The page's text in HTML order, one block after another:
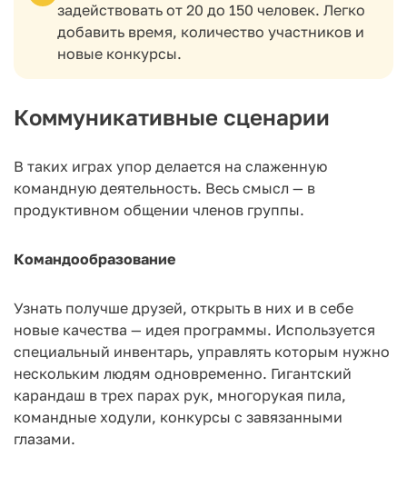
задействовать от 20 до 150 человек. Легко
добавить время, количество участников и
новые конкурсы.
Коммуникативные сценарии
В таких играх упор делается на слаженную
командную деятельность. Весь смысл — в
продуктивном общении членов группы.
Командообразование
Узнать получше друзей, открыть в них и в себе
новые качества — идея программы. Используется
специальный инвентарь, управлять которым нужно
нескольким людям одновременно. Гигантский
карандаш в трех парах рук, многорукая пила,
командные ходули, конкурсы с завязанными
глазами.